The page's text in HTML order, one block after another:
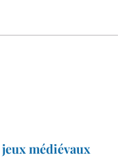
médiévaux